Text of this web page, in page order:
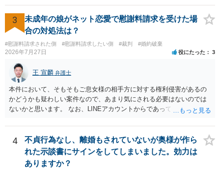
困難 仮に裁判で敗訴した場合でも、分割払いになる可能性はあります
か。 ⇒判決となり敗訴してしまった場合は、強制執行により不動産等
の財産を差し押さえられ、そこから債権回収が図られることになりま
すが、 和解であれば柔軟な解決が可能ですので、その場合は分割払
いにより支払うことも十分可能です。 ⑤ このような事情であれば、私
は120万円のみ和解交渉を続けるべきでしょうか。 ⇒ご相談者様の認
識を前提にすれば、１００万円も含めて返済する必要はないと考えら
れるため、 120万円のみについて交渉を続けることがベターかと存じ
ます。
するデメリットはありますから（経済的、時間的、精神的負担等）、
反対にご自身が、裁判も辞さずという姿勢を示すことで、プラス
に働く可能性は有り得ます。 交渉で解決する多くの場合は、相手
が弁護士に依頼しているケースで、５０万円以下で合意できる場合は
稀であると思います。 通常は、６０万円から８０万円程度になる
ことが多いというのが私の印象です。 ２ 質問② ご記載の内容が
減額を進めるうえでの交渉材料かと思います。 なお、ご自身が離
婚しないことは、交渉材料にはならないかと思いますので、ご注意く
ださい。 また、相手夫婦の婚姻関係が既に破綻していたことや、
相手女性が結婚しているとは知らなかったと主張することもあります
が、 ケースバイケースですので、ご自身の場合にそれらの主張が
できるかはよくお考え下さい。 ３ 質問③ 違約金を５０万円とす
る旨の交渉をすることが妥当かどうかという基準はありません。
公序良俗に反するような金額では、その条項自体が無効になり得ます
が、 ２００万円でも、５０万円でも、公序良俗に反するほど高額
とはいえないと考えますので、 結局は、妥当かどうかというより
も、ご自身が納得できるかどうかという基準でお考えいただくといい
3
未成年の娘がネット恋愛で慰謝料請求を受けた場
合の対処法は？
#慰謝料請求された側 #慰謝料請求したい側 #裁判 #婚約破棄
2026年7月27日 役にたった 3
王 宣麟 弁護士
本件において、そもそもご息女様の相手方に対する権利侵害があるの
かどうかも疑わしい案件なので、あまり気にされる必要はないのでは
ないかと思います。 なお、LINEアカウントからであっても、そこに紐
るパターンはありえるものの、本件のような精神的損害が発生したと
明確にいえないような案件において開示がなされる可能性も低いので
はないかと推察します。
4
不貞行為なし、離婚もされていないが奥様が作ら
れた示談書にサインをしてしまいました。効力は
ありますか？